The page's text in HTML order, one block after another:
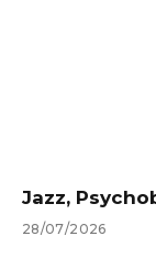
Jazz,
28/07/2026